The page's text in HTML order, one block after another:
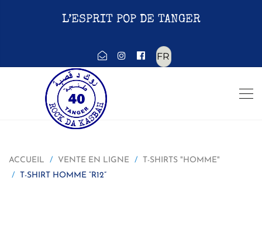
L’ESPRIT POP DE TANGER
Choisir
une
ACCUEIL VENTE EN LIGNE
T-SHIRTS "HOMME"
T-SHIRT HOMME “R12”